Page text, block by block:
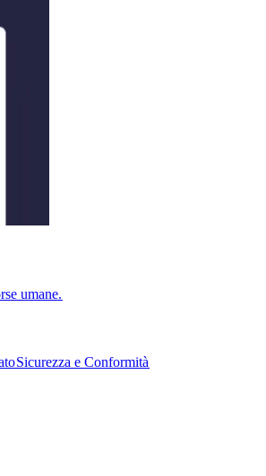
umane.​​
Sicurezza e Conformità​​